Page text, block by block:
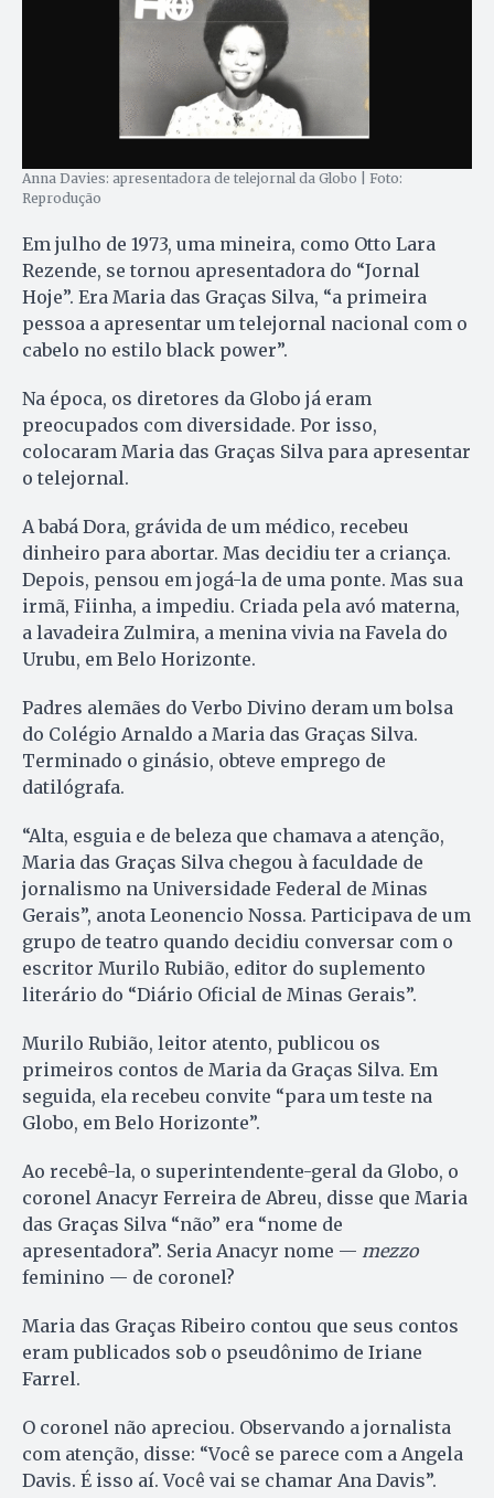
Anna Davies: apresentadora de telejornal da Globo | Foto:
Reprodução
Em julho de 1973, uma mineira, como Otto Lara
Rezende, se tornou apresentadora do “Jornal
Hoje”. Era Maria das Graças Silva, “a primeira
pessoa a apresentar um telejornal nacional com o
cabelo no estilo black power”.
Na época, os diretores da Globo já eram
preocupados com diversidade. Por isso,
colocaram Maria das Graças Silva para apresentar
o telejornal.
A babá Dora, grávida de um médico, recebeu
dinheiro para abortar. Mas decidiu ter a criança.
Depois, pensou em jogá-la de uma ponte. Mas sua
irmã, Fiinha, a impediu. Criada pela avó materna,
a lavadeira Zulmira, a menina vivia na Favela do
Urubu, em Belo Horizonte.
Padres alemães do Verbo Divino deram um bolsa
do Colégio Arnaldo a Maria das Graças Silva.
Terminado o ginásio, obteve emprego de
datilógrafa.
“Alta, esguia e de beleza que chamava a atenção,
Maria das Graças Silva chegou à faculdade de
jornalismo na Universidade Federal de Minas
Gerais”, anota Leonencio Nossa. Participava de um
grupo de teatro quando decidiu conversar com o
escritor Murilo Rubião, editor do suplemento
literário do “Diário Oficial de Minas Gerais”.
Murilo Rubião, leitor atento, publicou os
primeiros contos de Maria da Graças Silva. Em
seguida, ela recebeu convite “para um teste na
Globo, em Belo Horizonte”.
Ao recebê-la, o superintendente-geral da Globo, o
coronel Anacyr Ferreira de Abreu, disse que Maria
das Graças Silva “não” era “nome de
apresentadora”. Seria Anacyr nome — mezzo
feminino — de coronel?
Maria das Graças Ribeiro contou que seus contos
eram publicados sob o pseudônimo de Iriane
Farrel.
O coronel não apreciou. Observando a jornalista
com atenção, disse: “Você se parece com a Angela
Davis. É isso aí. Você vai se chamar Ana Davis”.